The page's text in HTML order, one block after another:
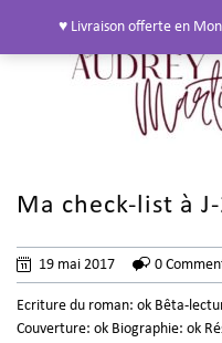
Ma check-list à
19 mai 2017 0
Ecriture du roman: ok Bêta-
Couverture: ok Biographie: ok
♥ Livraison offerte en